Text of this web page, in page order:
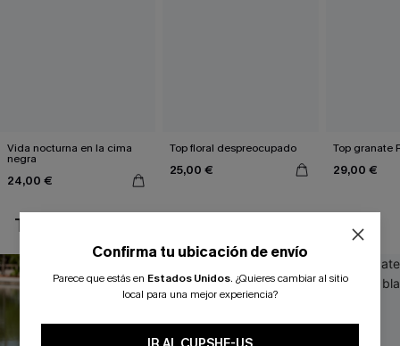
Vida nocturna en la cima
negra
24,00 €
Top floral despreocupado
25,00 €
Top granate
29,00 €
TAMBIÉN TE PUEDE GUSTAR
Confirma tu ubicación de envío
Parece que estás en Estados Unidos. ¿Quieres cambiar al sitio
local para una mejor experiencia?